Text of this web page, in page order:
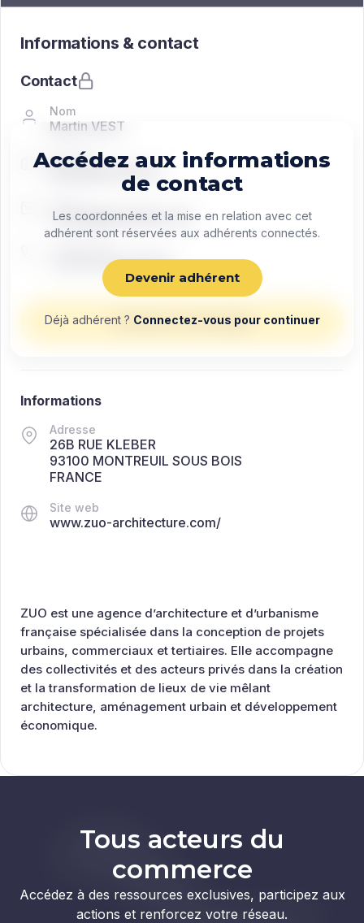
ZUO est une agence d’architecture et d’urbanisme
française spécialisée dans la conception de projets
urbains, commerciaux et tertiaires. Elle accompagne
des collectivités et des acteurs privés dans la création
et la transformation de lieux de vie mêlant
architecture, aménagement urbain et développement
économique.
Informations & contact
Contact
Nom
Martin VEST
Fonction
Managing director
contact@exemple.com
+33 0 00 00 00 00
Envoyer un message
Accédez aux informations
de contact
Les coordonnées et la mise en relation avec cet
adhérent sont réservées aux adhérents connectés.
Devenir adhérent
Déjà adhérent ? Connectez-vous pour continuer
Informations
Adresse
26B RUE KLEBER
93100 MONTREUIL SOUS BOIS
FRANCE
Site web
www.zuo-architecture.com/
Tous acteurs du
commerce
Accédez à des ressources exclusives, participez aux
actions et renforcez votre réseau.